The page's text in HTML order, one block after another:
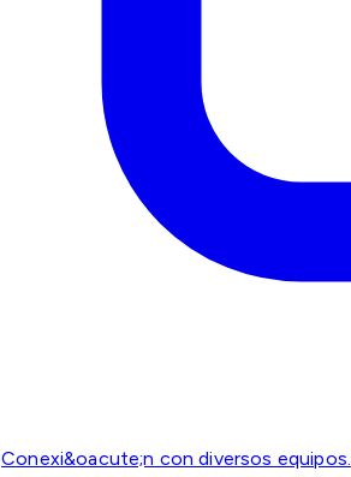
Conexi&oacute;n con diversos equipos.